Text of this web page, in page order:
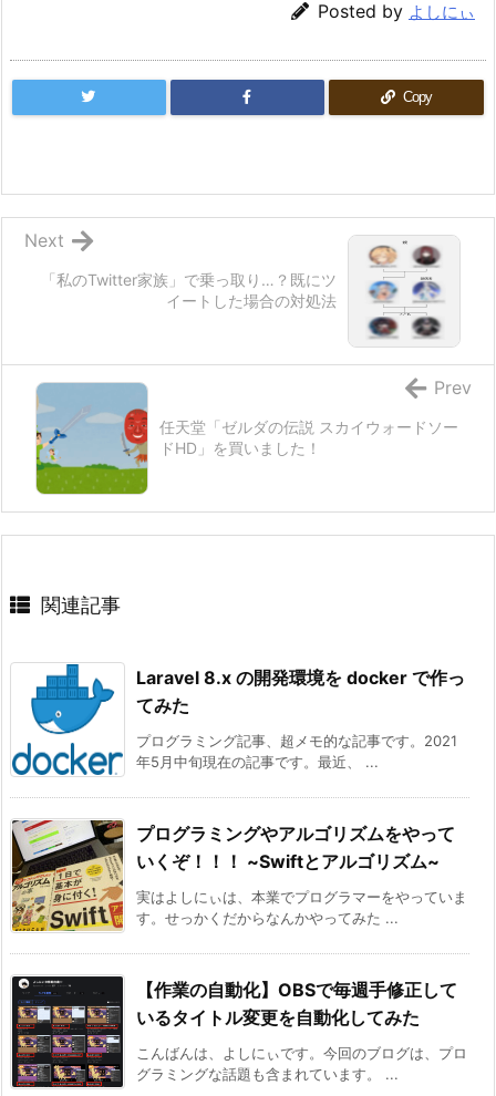
Posted by よしにぃ
Copy
「私のTwitter家族」で乗っ取り…？既にツ
イートした場合の対処法
Next
任天堂「ゼルダの伝説 スカイウォードソー
ドHD」を買いました！
Prev
関連記事
Laravel 8.x の開発環境を docker で作っ
てみた
プログラミング記事、超メモ的な記事です。2021
年5月中旬現在の記事です。最近、 ...
プログラミングやアルゴリズムをやって
いくぞ！！！ ~Swiftとアルゴリズム~
実はよしにぃは、本業でプログラマーをやっていま
す。せっかくだからなんかやってみた ...
【作業の自動化】OBSで毎週手修正して
いるタイトル変更を自動化してみた
こんばんは、よしにぃです。今回のブログは、プロ
グラミングな話題も含まれています。 ...